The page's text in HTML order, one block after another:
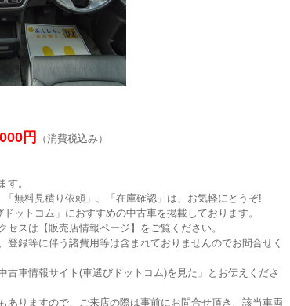
円 （消費税込み）
す。
無料見積り依頼」、「在庫確認」は、お気軽にどうぞ!
ットコム」におすすめの中古車を掲載しております。
セスは【販売店情報ページ】をご覧ください。
登録等に伴う諸費用等は含まれておりませんのでお問合せく
古車情報サイト(車選びドットコム)を見た」とお伝えくださ
ありますので、ご来店の際は事前にお問合せ頂き、該当車両